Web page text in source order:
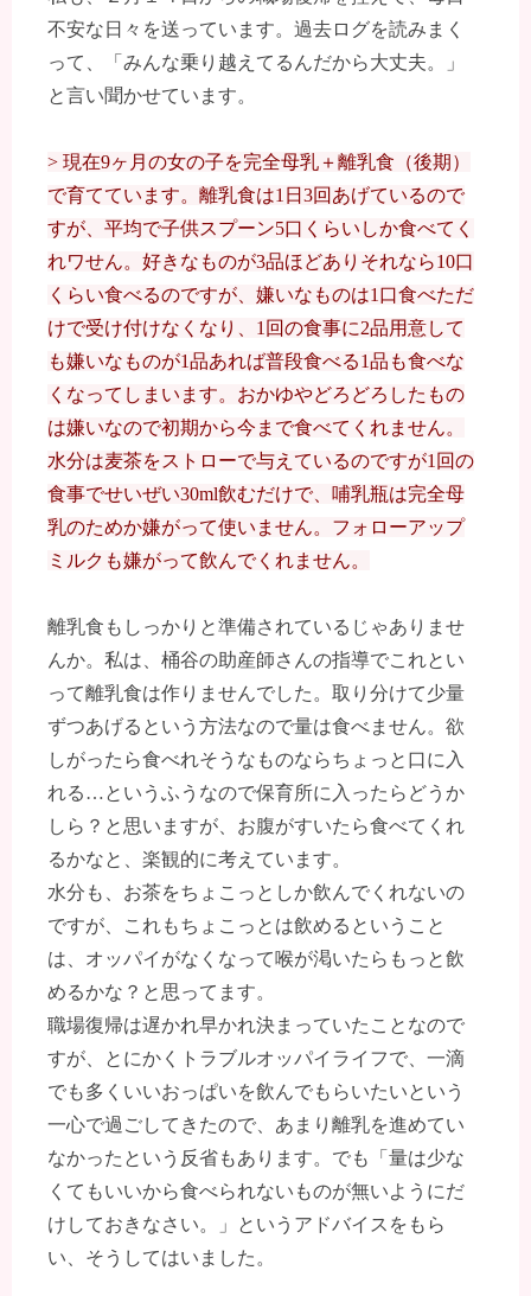
不安な日々を送っています。過去ログを読みまく
って、「みんな乗り越えてるんだから大丈夫。」
と言い聞かせています。
> 現在9ヶ月の女の子を完全母乳＋離乳食（後期）
で育てています。離乳食は1日3回あげているので
すが、平均で子供スプーン5口くらいしか食べてく
れワせん。好きなものが3品ほどありそれなら10口
くらい食べるのですが、嫌いなものは1口食べただ
けで受け付けなくなり、1回の食事に2品用意して
も嫌いなものが1品あれば普段食べる1品も食べな
くなってしまいます。おかゆやどろどろしたもの
は嫌いなので初期から今まで食べてくれません。
水分は麦茶をストローで与えているのですが1回の
食事でせいぜい30ml飲むだけで、哺乳瓶は完全母
乳のためか嫌がって使いません。フォローアップ
ミルクも嫌がって飲んでくれません。
離乳食もしっかりと準備されているじゃありませ
んか。私は、桶谷の助産師さんの指導でこれとい
って離乳食は作りませんでした。取り分けて少量
ずつあげるという方法なので量は食べません。欲
しがったら食べれそうなものならちょっと口に入
れる…というふうなので保育所に入ったらどうか
しら？と思いますが、お腹がすいたら食べてくれ
るかなと、楽観的に考えています。
水分も、お茶をちょこっとしか飲んでくれないの
ですが、これもちょこっとは飲めるということ
は、オッパイがなくなって喉が渇いたらもっと飲
めるかな？と思ってます。
職場復帰は遅かれ早かれ決まっていたことなので
すが、とにかくトラブルオッパイライフで、一滴
でも多くいいおっぱいを飲んでもらいたいという
一心で過ごしてきたので、あまり離乳を進めてい
なかったという反省もあります。でも「量は少な
くてもいいから食べられないものが無いようにだ
けしておきなさい。」というアドバイスをもら
い、そうしてはいました。